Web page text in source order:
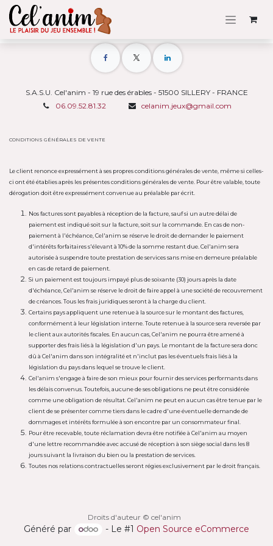
Se rendre au contenu
S.A.S.U. Cel'anim - 19 rue des érables - 51500 SILLERY - FRANCE
06.09.52.81.32
celanim.jeux@gmail.com
CONDITIONS GÉNÉRALES DE VENTE
Le client renonce expressément à ses propres conditions générales de vente, même si celles-
ci ont été établies après les présentes conditions générales de vente. Pour être valable, toute
dérogation doit être expressément convenue au préalable par écrit.
Nos factures sont payables à réception de la facture, sauf si un autre délai de
paiement est indiqué soit sur la facture, soit sur la commande. En cas de non-
paiement à l'échéance, Cel'anim se réserve le droit de demander le paiement
d'intérêts forfaitaires s'élevant à 10% de la somme restant due. Cel'anim sera
autorisée à suspendre toute prestation de services sans mise en demeure préalable
en cas de retard de paiement.
Si un paiement est toujours impayé plus de soixante (30) jours après la date
d'échéance, Cel'anim se réserve le droit de faire appel à une société de recouvrement
de créances. Tous les frais juridiques seront à la charge du client.
Certains pays appliquent une retenue à la source sur le montant des factures,
conformément à leur législation interne. Toute retenue à la source sera reversée par
le client aux autorités fiscales. En aucun cas, Cel'anim ne pourra être amené à
supporter des frais liés à la législation d'un pays. Le montant de la facture sera donc
dû à Cel'anim dans son intégralité et n'inclut pas les éventuels frais liés à la
législation du pays dans lequel se trouve le client.
Cel'anim s'engage à faire de son mieux pour fournir des services performants dans
les délais convenus. Toutefois, aucune de ses obligations ne peut être considérée
comme une obligation de résultat. Cel'anim ne peut en aucun cas être tenue par le
client de se présenter comme tiers dans le cadre d'une éventuelle demande de
dommages et intérêts formulée à son encontre par un consommateur final.
Pour être recevable, toute réclamation devra être notifiée à Cel'anim au moyen
d'une lettre recommandée avec accusé de réception à son siège social dans les 8
jours suivant la livraison du bien ou la prestation de services.
Toutes nos relations contractuelles seront régies exclusivement par le droit français.
Droits d'auteur © cel'anim
Généré par - Le #1 Open Source eCommerce